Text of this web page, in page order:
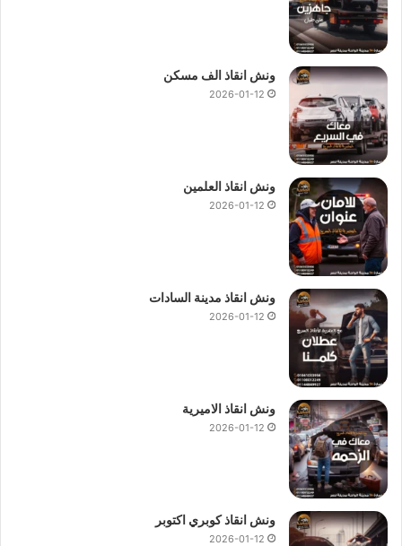
ونش انقاذ الف مسكن
2026-01-12
ونش انقاذ العلمين
2026-01-12
ونش انقاذ مدينة السادات
2026-01-12
ونش انقاذ الاميرية
2026-01-12
ونش انقاذ كوبري اكتوبر
2026-01-12